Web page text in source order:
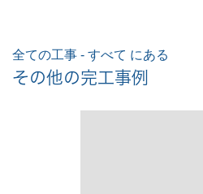
全ての工事 - すべて にある
その他の完工事例